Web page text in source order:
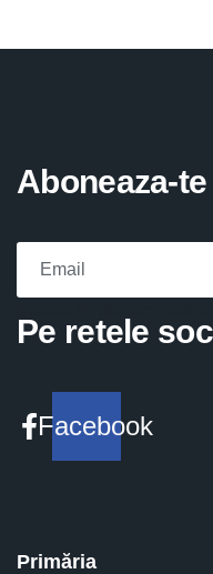
Aboneaza-
Pe retele
Facebook
Primăria